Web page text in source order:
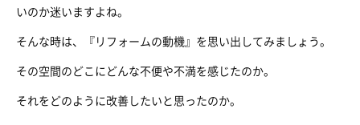
いのか迷いますよね。
そんな時は、『リフォームの動機』を思い出してみましょう。
その空間のどこにどんな不便や不満を感じたのか。
それをどのように改善したいと思ったのか。